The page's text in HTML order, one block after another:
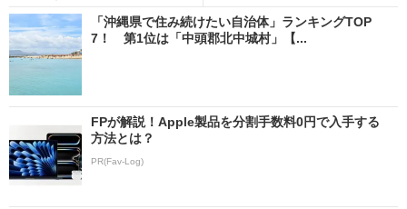
「沖縄県で住み続けたい自治体」ランキングTOP
7！ 第1位は「中頭郡北中城村」【...
FPが解説！Apple製品を分割手数料0円で入手する
方法とは？
PR(Fav-Log)